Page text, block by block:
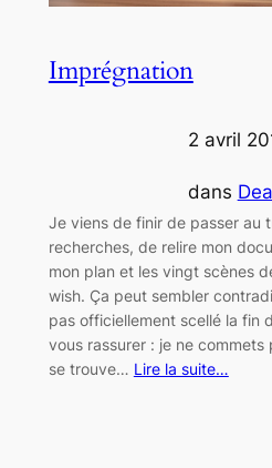
Imprégnation
2 avril
dans
Je viens de finir de passer au
recherches, de relire mon
mon plan et les vingt scènes
wish. Ça peut sembler
pas officiellement scellé la fin
vous rassurer : je ne commets
se trouve… Lire la suite…